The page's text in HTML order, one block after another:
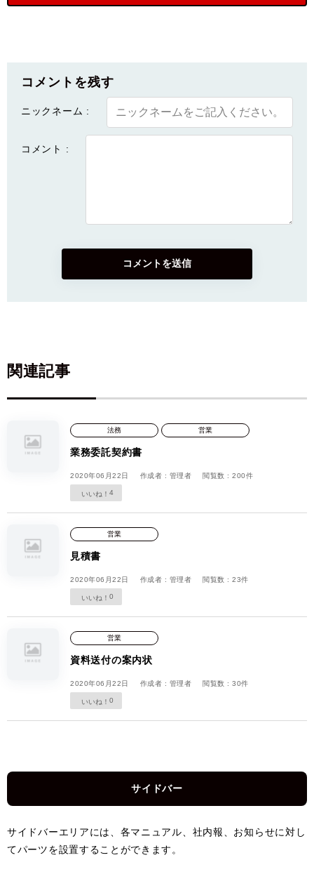
コメントを残す
ニックネーム :
コメント :
関連記事
法務 営業
業務委託契約書
2020年06月22日 作成者 : 管理者 閲覧数 : 200件
4
営業
見積書
2020年06月22日 作成者 : 管理者 閲覧数 : 23件
0
営業
資料送付の案内状
2020年06月22日 作成者 : 管理者 閲覧数 : 30件
0
サイドバー
サイドバーエリアには、各マニュアル、社内報、お知らせに対し
てパーツを設置することができます。